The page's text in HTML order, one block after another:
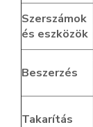
Szerszámok
és eszközök
Beszerzés
Takarítás